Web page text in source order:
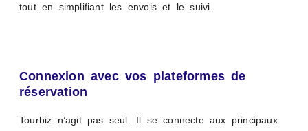
tout en simplifiant les envois et le suivi.
Connexion avec vos plateformes de
réservation
Tourbiz n’agit pas seul. Il se connecte aux principaux